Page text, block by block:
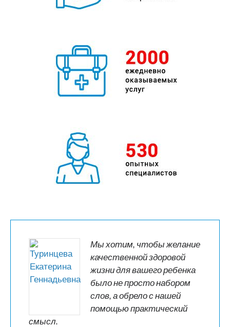
Мы хотим, чтобы желание
качественной здоровой
жизни для вашего ребенка
было не просто набором
слов, а обрело с нашей
помощью практический
смысл.